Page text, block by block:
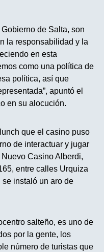
de Salta, son
la responsabilidad y la
en esta
como una política de
política, así que
apuntó el
en su alocución.
que el casino puso
de interactuar y jugar
Casino Alberdi,
entre calles Urquiza
instaló un aro de
salteño, es uno de
por la gente, los
número de turistas que